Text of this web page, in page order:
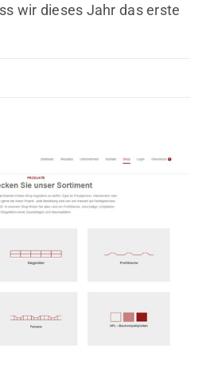
wir dieses Jahr das erste